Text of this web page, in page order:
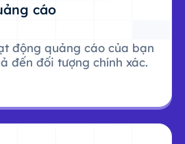
cáo
động quảng cáo của bạn
đến đối tượng chính xác.